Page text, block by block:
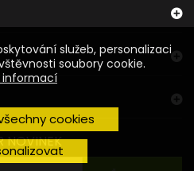
služeb, personalizaci
soubory cookie.
informací
cookies
NOVINEK